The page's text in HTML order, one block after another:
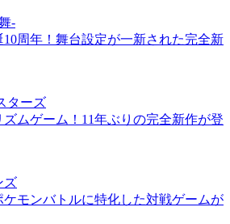
-
10周年！舞台設定が一新された完全新
ターズ
ムゲーム！11年ぶりの完全新作が登
ズ
モンバトルに特化した対戦ゲームが